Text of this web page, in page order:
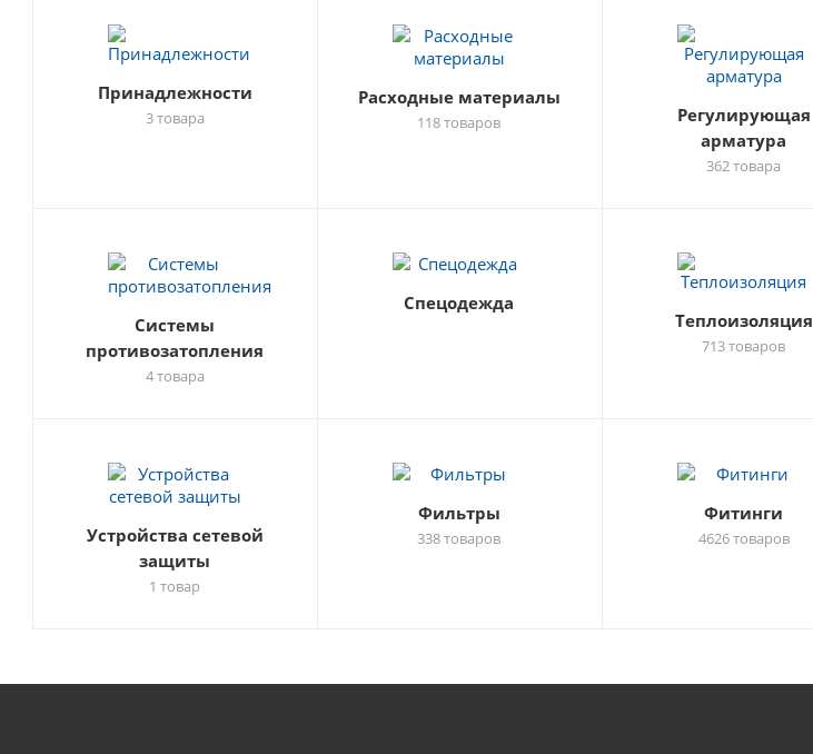
Принадлежности
3 товара
Расходные материалы
118 товаров
Регулирующая
арматура
362 товара
Системы
противозатопления
4 товара
Спецодежда
Теплоизоляция
713 товаров
Устройства сетевой
защиты
1 товар
Фильтры
338 товаров
Фитинги
4626 товаров